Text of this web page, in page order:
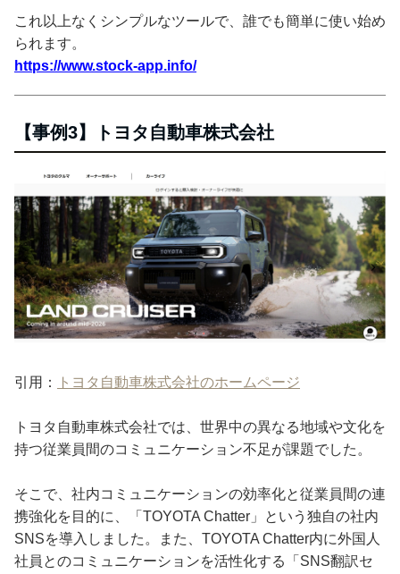
これ以上なくシンプルなツールで、誰でも簡単に使い始め
られます。
https://www.stock-app.info/
【事例3】トヨタ自動車株式会社
引用： トヨタ自動車株式会社のホームページ
トヨタ自動車株式会社では、世界中の異なる地域や文化を
持つ従業員間のコミュニケーション不足が課題でした。
そこで、社内コミュニケーションの効率化と従業員間の連
携強化を目的に、「TOYOTA Chatter」という独自の社内
SNSを導入しました。また、TOYOTA Chatter内に外国人
社員とのコミュニケーションを活性化する「SNS翻訳セ